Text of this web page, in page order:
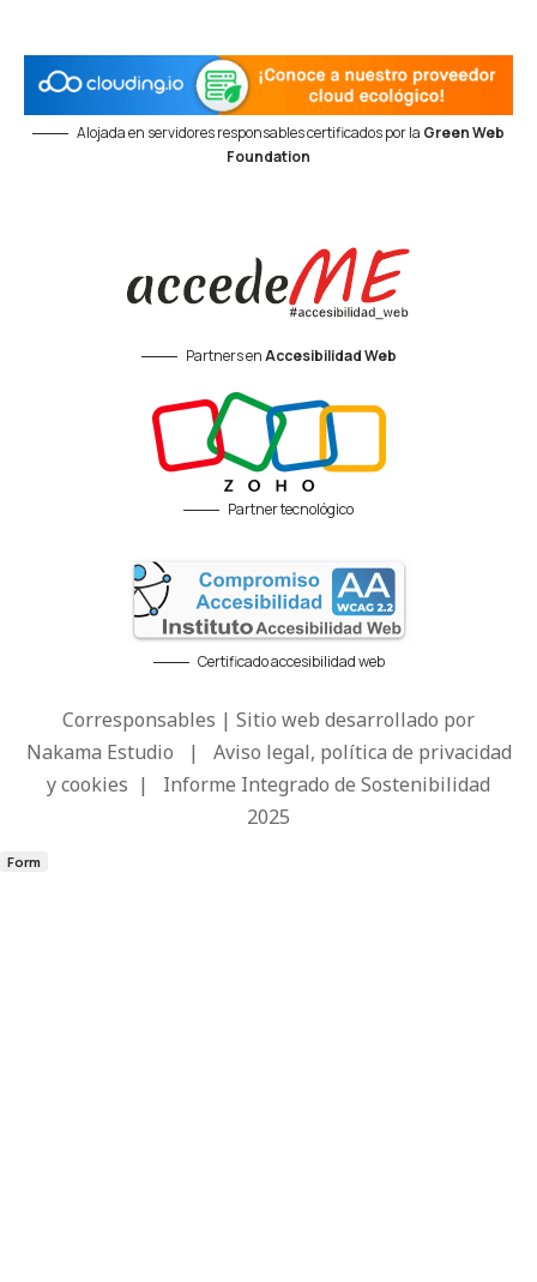
Alojada en servidores responsables certificados por la Green Web
Foundation
Partners enAccesibilidad Web
Partner tecnológico
Certificado accesibilidad web
Corresponsables | Sitio web desarrollado por
Nakama Estudio | Aviso legal, política de privacidad
y cookies | Informe Integrado de Sostenibilidad
2025
Form